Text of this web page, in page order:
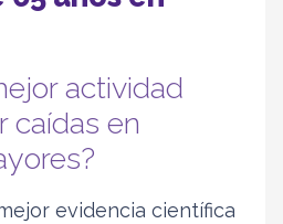
actividad
caídas en
evidencia científica